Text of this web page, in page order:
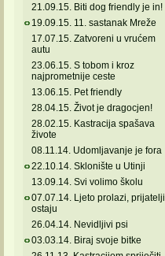
21.09.15. Biti dog friendly je in!
19.09.15. 11. sastanak Mreže
17.07.15. Zatvoreni u vrućem
autu
23.06.15. S tobom i kroz
najprometnije ceste
13.06.15. Pet friendly
28.04.15. Život je dragocjen!
28.02.15. Kastracija spašava
živote
08.11.14. Udomljavanje je fora
22.10.14. Sklonište u Utinji
13.09.14. Svi volimo školu
07.07.14. Ljeto prolazi, prijatelji
ostaju
26.04.14. Nevidljivi psi
03.03.14. Biraj svoje bitke